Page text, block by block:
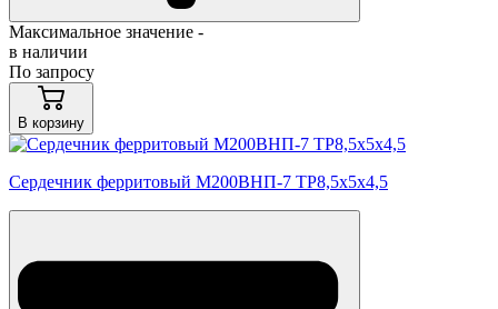
Максимальное значение -
в наличии
По запросу
В корзину
Сердечник ферритовый М200ВНП-7 ТР8,5х5х4,5